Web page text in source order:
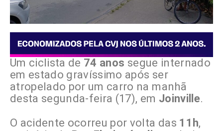
Um ciclista de 74 anos segue internado
em estado gravíssimo após ser
atropelado por um carro na manhã
desta segunda-feira (17), em Joinville.
O acidente ocorreu por volta das 11h,